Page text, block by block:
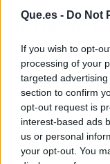
Que.es - Do Not
If you wish to opt-
processing of your
targeted
section to confirm
opt-out request is
interest-based ads
us or personal
your opt-out. You
Unas
Barça.Y una
propioFC
siguen
normalidad.
seguro que se
facilidad.